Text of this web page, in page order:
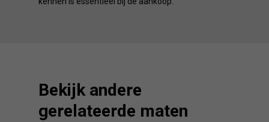
Bekijk andere
gerelateerde maten